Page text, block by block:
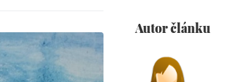
Autor článku